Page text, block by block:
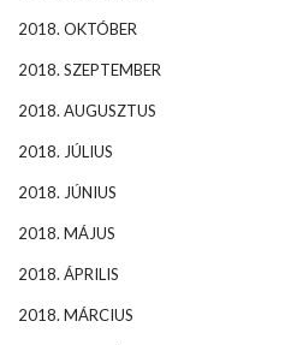
2018. OKTÓBER
2018. SZEPTEMBER
2018. AUGUSZTUS
2018. JÚLIUS
2018. JÚNIUS
2018. MÁJUS
2018. ÁPRILIS
2018. MÁRCIUS